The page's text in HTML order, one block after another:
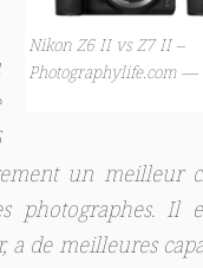
U
E
M
Nikon Z6 II vs Z7 II –
Photographylife.com
un meilleur
photographes. Il
a de meilleures